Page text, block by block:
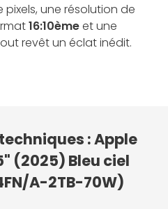
pixels, une résolution de
16:10èmeet une
revêt un éclat inédit.
: Apple
(2025) Bleu ciel
A-2TB-70W)